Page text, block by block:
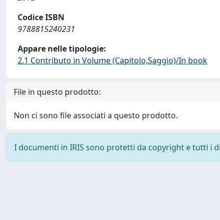
Codice ISBN
9788815240231
Appare nelle tipologie:
2.1 Contributo in Volume (Capitolo,Saggio)/In book
File in questo prodotto:
Non ci sono file associati a questo prodotto.
I documenti in IRIS sono protetti da copyright e tutti i